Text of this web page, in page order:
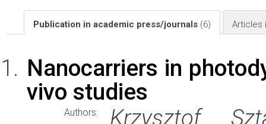
Publication in academic press/journals (6) Articles
Nanocarriers in
vivo studies
Authors:
Krzysztof